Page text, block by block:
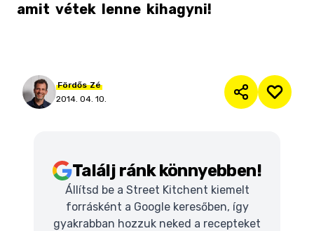
amit vétek lenne kihagyni!
Fördős Zé
2014. 04. 10.
Találj ránk könnyebben!
Állítsd be a Street Kitchent kiemelt
forrásként a Google keresőben, így
gyakrabban hozzuk neked a recepteket